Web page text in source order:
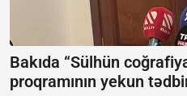
Bakıda “Sülhün
proqramının yekun